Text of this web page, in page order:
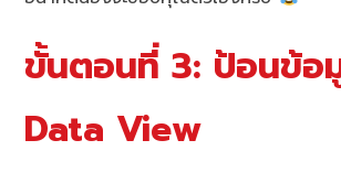
ขั้นตอนที่ 3: ป้อนข้อ
Data View